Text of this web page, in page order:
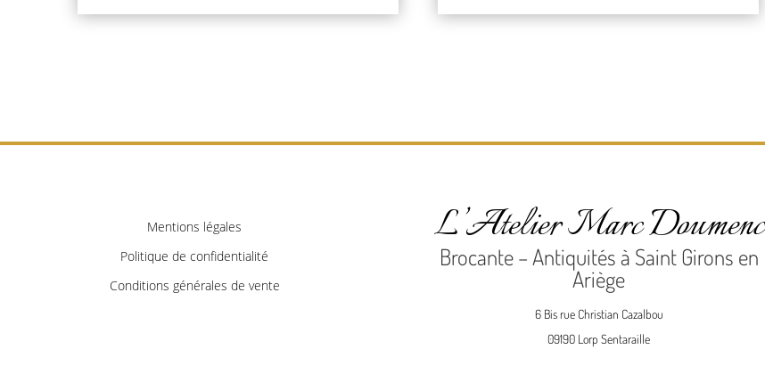
Mentions légales
Politique de confidentialité
Conditions générales de vente
L’Atelier Marc Doumenc
Brocante – Antiquités à Saint Girons en
Ariège
6 Bis rue Christian Cazalbou
09190 Lorp Sentaraille